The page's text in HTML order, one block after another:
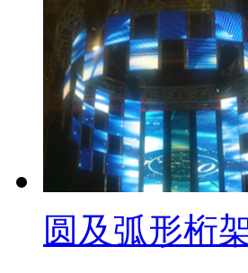
圆及弧形桁